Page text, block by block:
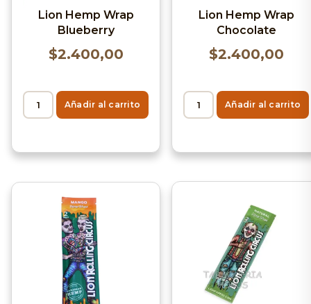
Lion Hemp Wrap
Blueberry
$2.400,00
Añadir al carrito
Lion Hemp Wrap
Chocolate
$2.400,00
Añadir al carrito